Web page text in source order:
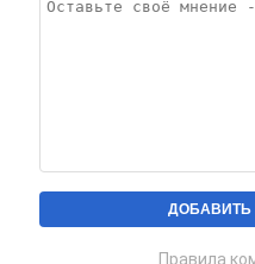
Правила